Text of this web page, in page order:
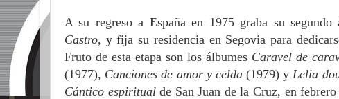
A su regreso a España en 1975 graba su segundo
Castro, y fija su residencia en Segovia para
Fruto de esta etapa son los álbumes Caravel de
(1977), Canciones de amor y celda(1979) yLelia
Cántico espiritualde San Juan de la Cruz, en